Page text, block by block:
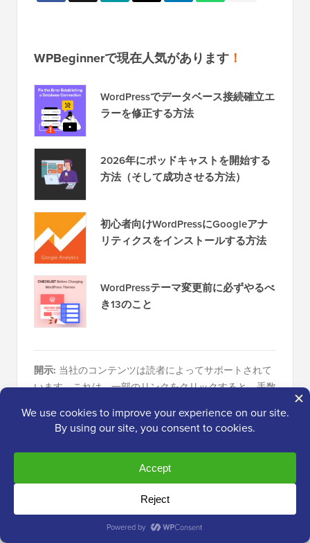
WPBeginnerで現在人気があります ！
WordPressでデータベース接続確立エ
ラーを修正する方法
2026年にポッドキャストを開始する
方法（そして成功させる方法）
初心者向けWordPressにGoogleアナ
リティクスをインストールする方法
WordPressテーマ変更前に必ずやるべ
き13のこと
開示: 当社のコンテンツは読者によってサポートされて
います。これは、一部のリンクをクリックすると、手数
WPBeginnerがどのように資金調達されているか、なぜ
それが重要なのか、そしてどのように私たちをサポート
できるかを確認してください。こちらが当社の編集プロ
編集スタッフについて